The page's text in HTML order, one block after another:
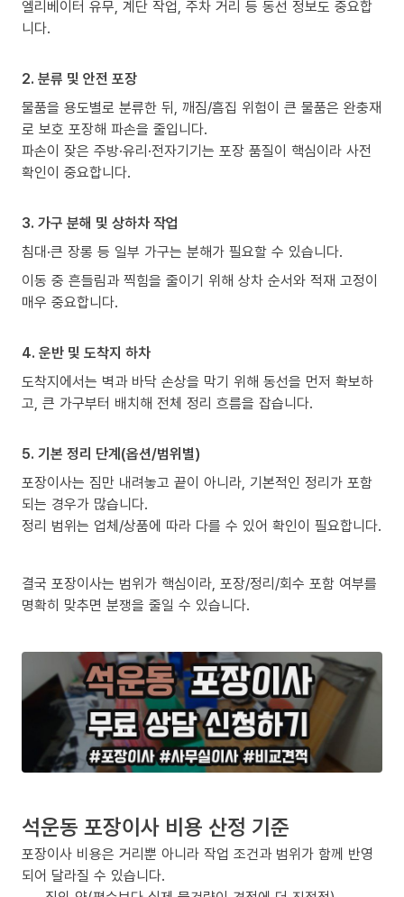
엘리베이터 유무, 계단 작업, 주차 거리 등 동선 정보도 중요합
니다.
2. 분류 및 안전 포장
물품을 용도별로 분류한 뒤, 깨짐/흠집 위험이 큰 물품은 완충재
로 보호 포장해 파손을 줄입니다.
파손이 잦은 주방·유리·전자기기는 포장 품질이 핵심이라 사전
확인이 중요합니다.
3. 가구 분해 및 상하차 작업
침대·큰 장롱 등 일부 가구는 분해가 필요할 수 있습니다.
이동 중 흔들림과 찍힘을 줄이기 위해 상차 순서와 적재 고정이
매우 중요합니다.
4. 운반 및 도착지 하차
도착지에서는 벽과 바닥 손상을 막기 위해 동선을 먼저 확보하
고, 큰 가구부터 배치해 전체 정리 흐름을 잡습니다.
5. 기본 정리 단계(옵션/범위별)
포장이사는 짐만 내려놓고 끝이 아니라, 기본적인 정리가 포함
되는 경우가 많습니다.
정리 범위는 업체/상품에 따라 다를 수 있어 확인이 필요합니다.
결국 포장이사는 범위가 핵심이라, 포장/정리/회수 포함 여부를
명확히 맞추면 분쟁을 줄일 수 있습니다.
석운동 포장이사 비용 산정 기준
포장이사 비용은 거리뿐 아니라 작업 조건과 범위가 함께 반영
되어 달라질 수 있습니다.